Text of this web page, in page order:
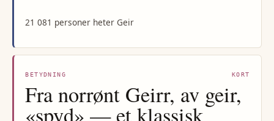
21 081 personer heter Geir
BETYDNING KORT
Fra norrønt Geirr, av geir,
«spyd» — et klassisk